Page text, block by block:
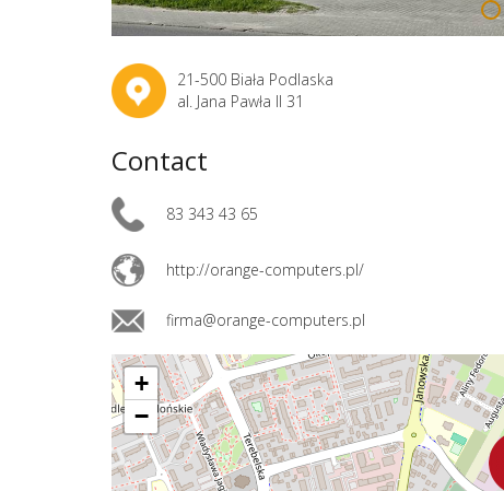
21-500 Biała Podlaska
al. Jana Pawła II 31
Contact
83 343 43 65
http://orange-computers.pl/
firma@orange-computers.pl
+
−